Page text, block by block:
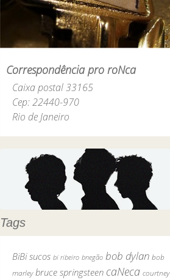
Correspondência pro roNca
Caixa postal 33165
Cep: 22440-970
Rio de Janeiro
Tags
BiBi sucos bi ribeiro bnegão bob dylan bob
marley bruce springsteen caNeca courtney